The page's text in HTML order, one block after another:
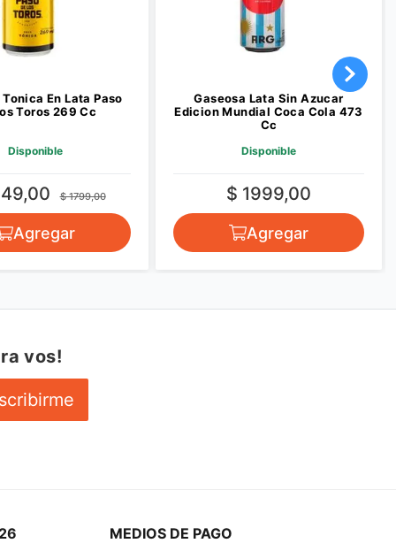
En Lata Paso
Toros 269 Cc
Disponible
$ 1799,00
Agregar
Gaseosa Lata Sin Azucar
Edicion Mundial Coca Cola 473
Cc
Disponible
$ 1999,00
Agregar
vos!
MEDIOS DE PAGO